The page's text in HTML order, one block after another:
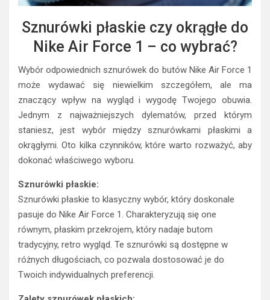
Sznurówki płaskie czy okrągłe do
Nike Air Force 1 – co wybrać?
Wybór odpowiednich sznurówek do butów Nike Air Force 1
może wydawać się niewielkim szczegółem, ale ma
znaczący wpływ na wygląd i wygodę Twojego obuwia.
Jednym z najważniejszych dylematów, przed którym
staniesz, jest wybór między sznurówkami płaskimi a
okrągłymi. Oto kilka czynników, które warto rozważyć, aby
dokonać właściwego wyboru.
Sznurówki płaskie:
Sznurówki płaskie to klasyczny wybór, który doskonale
pasuje do Nike Air Force 1. Charakteryzują się one
równym, płaskim przekrojem, który nadaje butom
tradycyjny, retro wygląd. Te sznurówki są dostępne w
różnych długościach, co pozwala dostosować je do
Twoich indywidualnych preferencji.